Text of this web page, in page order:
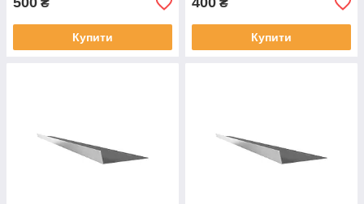
₴
Купити
₴
Купити